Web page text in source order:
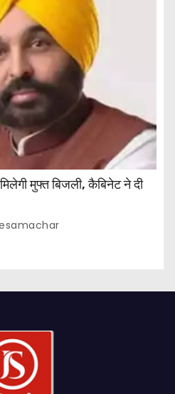
मुफ्त बिजली, कैबिनेट ने दी